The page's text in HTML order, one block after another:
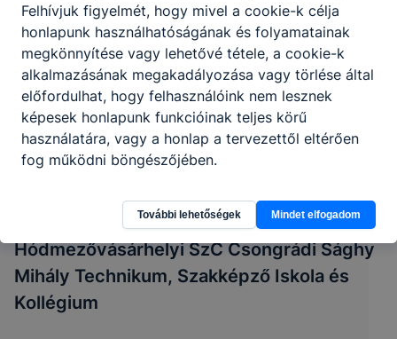
Hódmezővásárhelyi SzC Csongrádi Sághy
Mihály Technikum, Szakképző Iskola és
Kollégium
Felhívjuk figyelmét, hogy mivel a cookie-k célja
honlapunk használhatóságának és folyamatainak
megkönnyítése vagy lehetővé tétele, a cookie-k
alkalmazásának megakadályozása vagy törlése által
előfordulhat, hogy felhasználóink nem lesznek
képesek honlapunk funkcióinak teljes körű
használatára, vagy a honlap a tervezettől eltérően
fog működni böngészőjében.
További lehetőségek Mindet elfogadom